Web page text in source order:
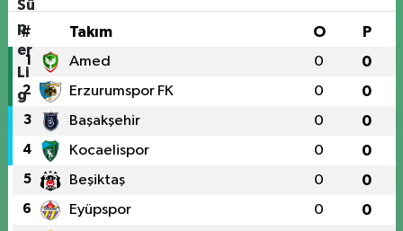
# Takım O P
1 Amed 0 0
2 Erzurumspor FK 0 0
3 Başakşehir 0 0
4 Kocaelispor 0 0
5 Beşiktaş 0 0
6 Eyüpspor 0 0